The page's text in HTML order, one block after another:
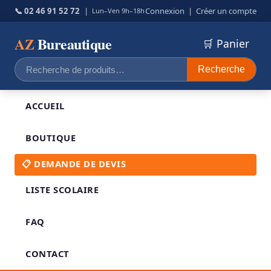
📞 02 46 91 52 72 | Lun–Ven 9h–18hConnexion | Créer un compte
AZBureautique
Recherche
pour :
Recherche
🛒 Panier
ACCUEIL
BOUTIQUE
📋 DEMANDE DE DEVIS
LISTE SCOLAIRE
FAQ
CONTACT